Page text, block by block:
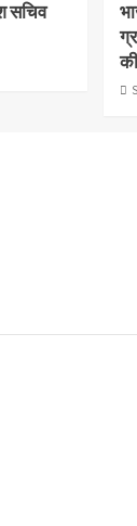
सचिव